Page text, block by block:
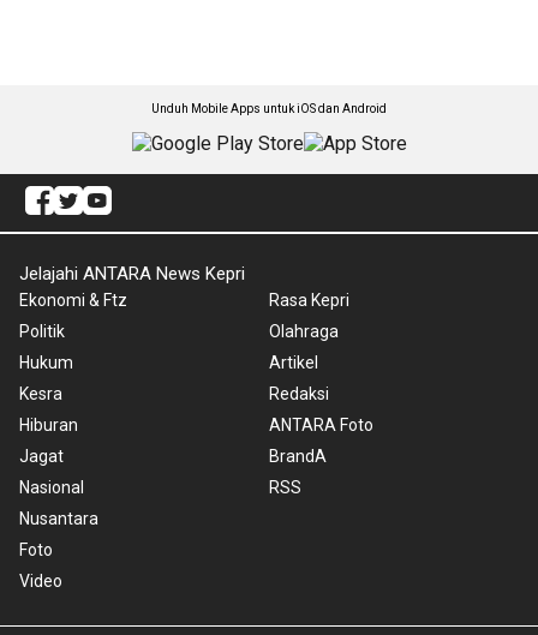
Unduh Mobile Apps untuk iOS dan Android
Jelajahi ANTARA News Kepri
Ekonomi & Ftz
Politik
Hukum
Kesra
Hiburan
Jagat
Nasional
Nusantara
Foto
Video
Rasa Kepri
Olahraga
Artikel
Redaksi
ANTARA Foto
BrandA
RSS